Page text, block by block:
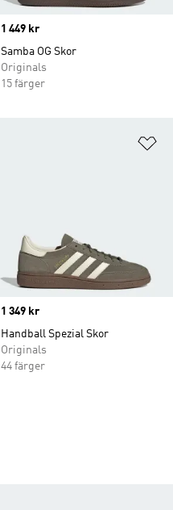
Price
1 449 kr
Samba OG Skor
Originals
15 färger
Price
1 349 kr
Handball Spezial Skor
Originals
44 färger